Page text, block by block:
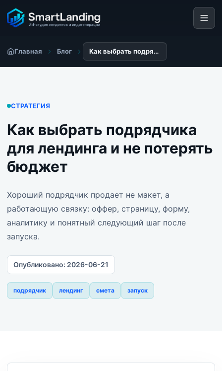
Главная Блог Как выбрать подрядчика для лендинга и не потерять бюджет
СТРАТЕГИЯ
Как выбрать подрядчика
для лендинга и не потерять
бюджет
Хороший подрядчик продает не макет, а
работающую связку: оффер, страницу, форму,
аналитику и понятный следующий шаг после
запуска.
Опубликовано: 2026-06-21
подрядчик лендинг смета запуск